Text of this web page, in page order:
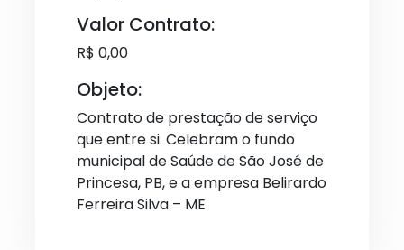
Valor Contrato:
R$ 0,00
Objeto:
Contrato de prestação de serviço
que entre si. Celebram o fundo
municipal de Saúde de São José de
Princesa, PB, e a empresa Belirardo
Ferreira Silva – ME